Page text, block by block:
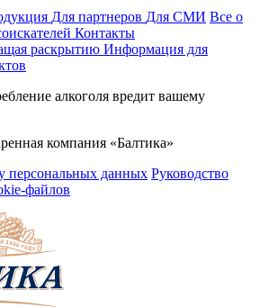
Для партнеров Для СМИ Все о
Контакты
раскрытию Информация для
алкоголя вредит вашему
компания «Балтика»
персональных данных Руководство
файлов